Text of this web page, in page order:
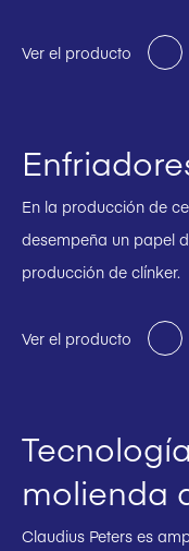
Ver el producto
En la producción de
desempeña un papel
producción de clínker.
Ver el producto
molienda
Claudius Peters es